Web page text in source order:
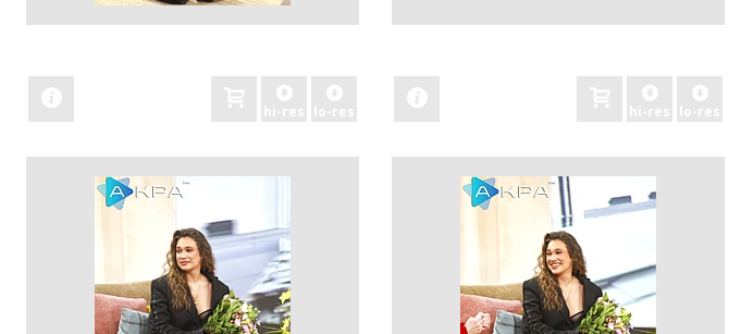
hi-res lo-res hi-res lo-res